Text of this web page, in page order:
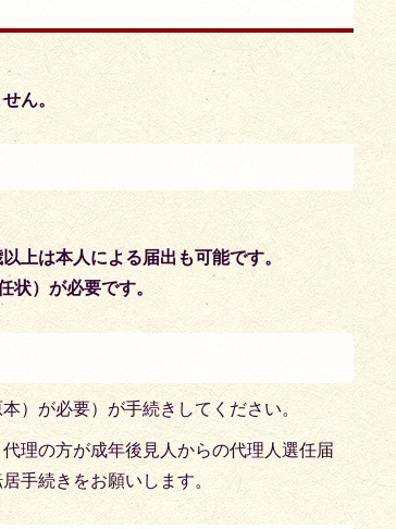
ん。
上は本人による届出も可能です。
状）が必要です。
）が必要）が手続きしてください。
理の方が成年後見人からの代理人選任届
手続きをお願いします。